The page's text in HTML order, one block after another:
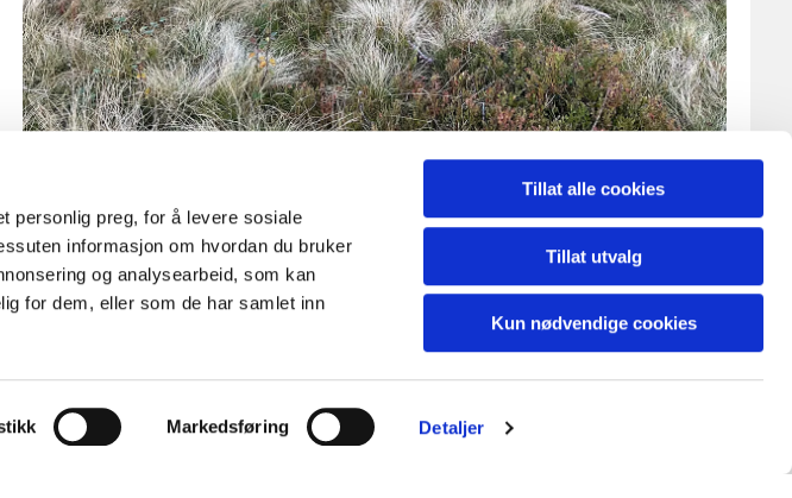
personlig preg, for å levere sosiale
informasjon om hvordan du bruker
og analysearbeid, som kan
for dem, eller som de har samlet inn
Markedsføring Detaljer
Tillat alle cookies
Tillat utvalg
Kun nødvendige cookies
Kom i kontakt med oss